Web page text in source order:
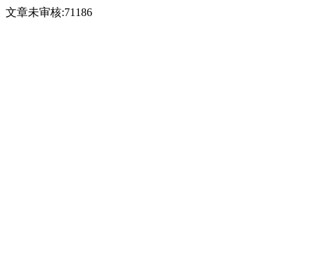
文章未审核:71186